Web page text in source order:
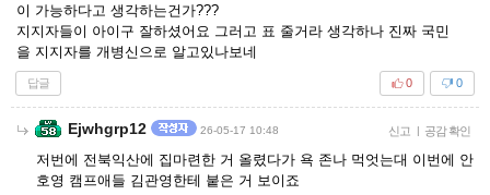
이 가능하다고 생각하는건가???
지지자들이 아이구 잘하셨어요 그러고 표 줄거라 생각하나 진짜 국민
을 지지자를 개병신으로 알고있나보네
답글 0
0
Ejwhgrp12 26-05-17 10:48 신고 | 공감 확인
저번에 전북익산에 집마련한 거 올렸다가 욕 존나 먹엇는대 이번에 안
호영 캠프애들 김관영한테 붙은 거 보이죠